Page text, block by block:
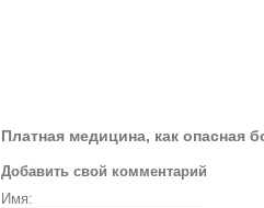
Платная медицина, как опасная
Добавить свой комментарий
Имя: